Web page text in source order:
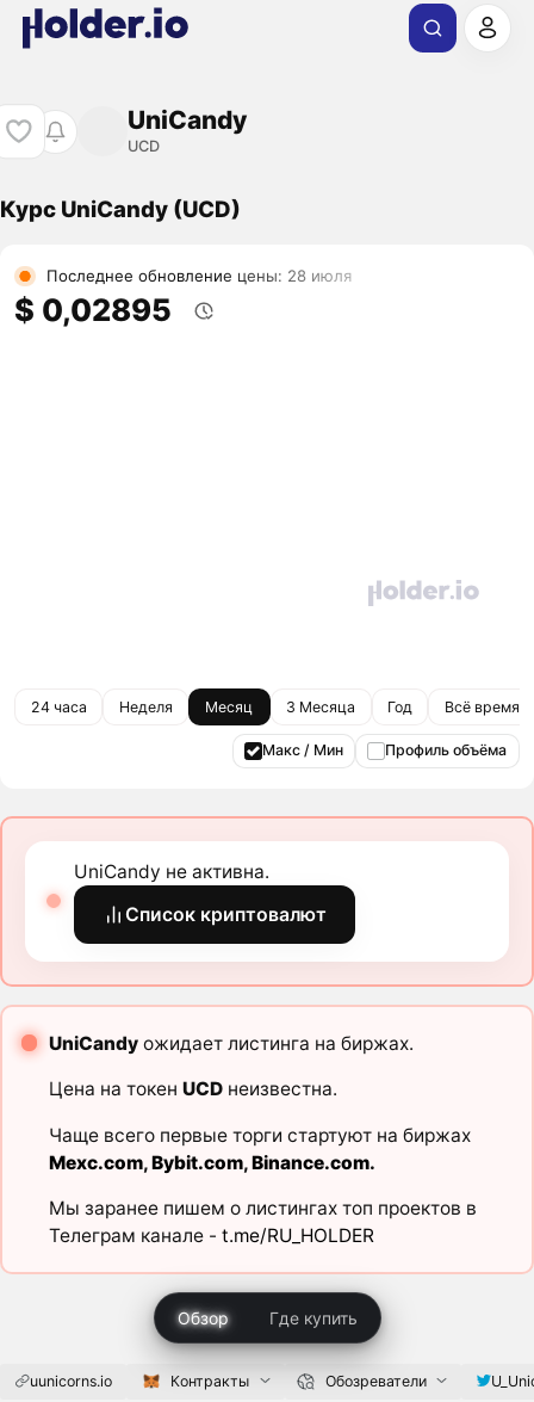
UniCandy
UCD
Курс UniCandy (UCD)
Последнее обновление цены: 28 июля
$ 0,02895
24 часа Неделя Месяц 3 Месяца Год Всё время
Макс / Мин Профиль объёма
UniCandy не активна.
Список криптовалют
UniCandyожидает листинга на биржах.
Цена на токен UCDнеизвестна.
Чаще всего первые торги стартуют на биржах
Mexc.com,Bybit.com,Binance.com.
Мы заранее пишем о листингах топ проектов в
Телеграм канале - t.me/RU_HOLDER
Обзор Где купить
uunicorns.io Контракты Обозреватели